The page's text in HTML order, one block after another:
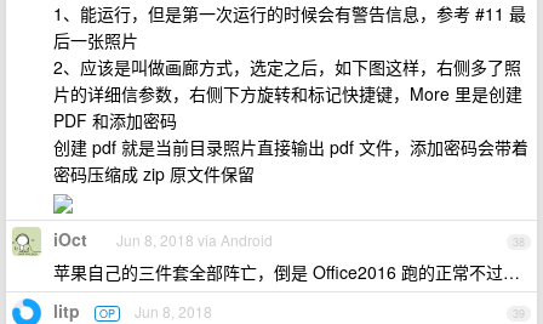
1、能运行，但是第一次运行的时候会有警告信息，参考 #11 最
后一张照片
2、应该是叫做画廊方式，选定之后，如下图这样，右侧多了照
片的详细信参数，右侧下方旋转和标记快捷键，More 里是创建
PDF 和添加密码
创建 pdf 就是当前目录照片直接输出 pdf 文件，添加密码会带着
密码压缩成 zip 原文件保留
38
iOct Jun 8, 2018 via Android
苹果自己的三件套全部阵亡，倒是 Office2016 跑的正常不过…
39
litp OP Jun 8, 2018